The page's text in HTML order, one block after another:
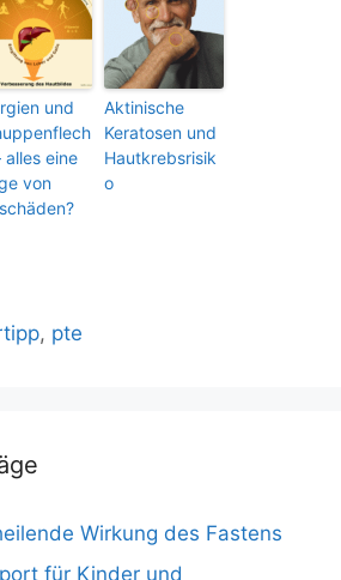
und
alles eine
von
Aktinische
Keratosen und
Hautkrebsrisik
o
, pte
Wirkung des Fastens
für Kinder und